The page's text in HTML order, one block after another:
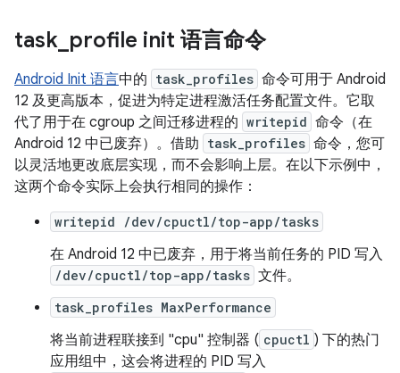
task profile init 语言命令
Android Init 语言中的 task_profiles 命令可用于 Android
12 及更高版本，促进为特定进程激活任务配置文件。它取
代了用于在 cgroup 之间迁移进程的 writepid 命令（在
Android 12 中已废弃）。借助 task_profiles 命令，您可
以灵活地更改底层实现，而不会影响上层。在以下示例中，
这两个命令实际上会执行相同的操作：
writepid /dev/cpuctl/top-app/tasks
在 Android 12 中已废弃，用于将当前任务的 PID 写入
/dev/cpuctl/top-app/tasks 文件。
task_profiles MaxPerformance
将当前进程联接到 "cpu" 控制器 ( cpuctl ) 下的热门
应用组中，这会将进程的 PID 写入